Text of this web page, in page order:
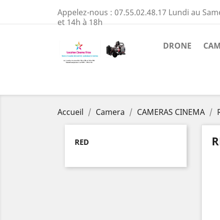
Appelez-nous : 07.55.02.48.17 Lundi au
et 14h à 18h
DRONE
Accueil Camera CAMERAS CINEMA
RED